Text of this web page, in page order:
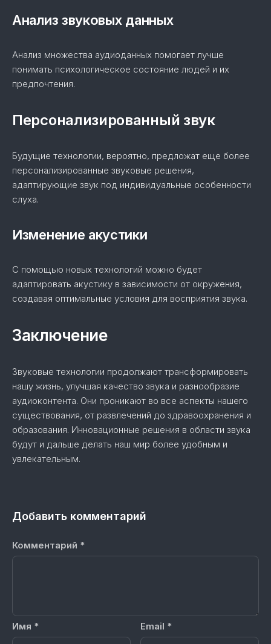
Анализ звуковых данных
Анализ множества аудиоданных помогает лучше
понимать психологическое состояние людей и их
предпочтения.
Персонализированный звук
Будущие технологии, вероятно, предложат еще более
персонализированные звуковые решения,
адаптирующие звук под индивидуальные особенности
слуха.
Изменение акустики
С помощью новых технологий можно будет
адаптировать акустику в зависимости от окружения,
создавая оптимальные условия для восприятия звука.
Заключение
Звуковые технологии продолжают трансформировать
нашу жизнь, улучшая качество звука и разнообразие
аудиоконтента. Они проникают во все аспекты нашего
существования, от развлечений до здравоохранения и
образования. Инновационные решения в области звука
будут и дальше делать наш мир более удобным и
увлекательным.
Добавить комментарий
Комментарий *
Имя * Email *